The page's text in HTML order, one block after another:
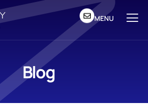
MENU
Blog